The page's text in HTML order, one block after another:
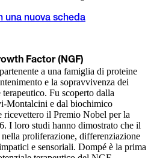
una nuova scheda
Factor (NGF)
a una famiglia di proteine
e la sopravvivenza dei
Fu scoperto dalla
Montalcini e dal biochimico
ricevettero il Premio Nobel per la
I loro studi hanno dimostrato che il
proliferazione, differenziazione
e sensoriali. Dompé è la prima